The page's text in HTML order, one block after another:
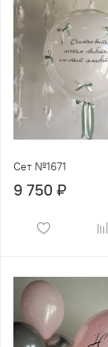
Сет №1671
9 750 ₽